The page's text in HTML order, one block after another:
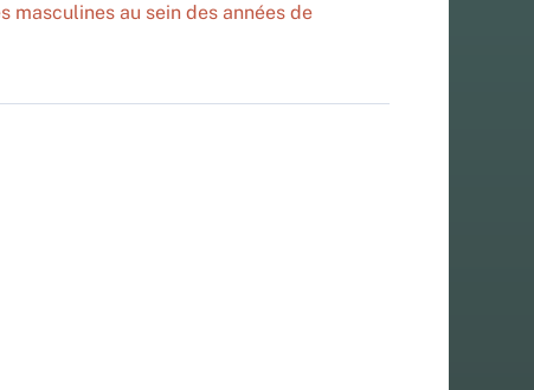
masculines au sein des années de